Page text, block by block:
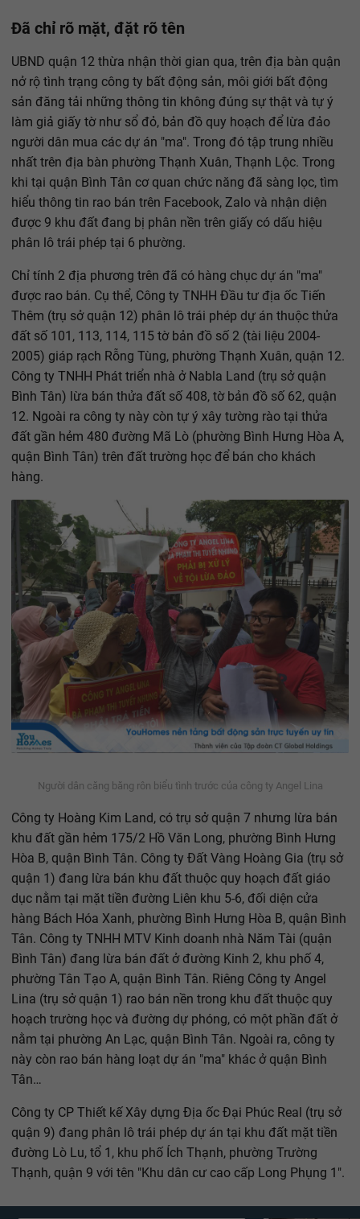
Đã chỉ rõ mặt, đặt rõ tên
UBND quận 12 thừa nhận thời gian qua, trên địa bàn quận
nở rộ tình trạng công ty bất động sản, môi giới bất động
sản đăng tải những thông tin không đúng sự thật và tự ý
làm giả giấy tờ như sổ đỏ, bản đồ quy hoạch để lừa đảo
người dân mua các dự án "ma". Trong đó tập trung nhiều
nhất trên địa bàn phường Thạnh Xuân, Thạnh Lộc. Trong
khi tại quận Bình Tân cơ quan chức năng đã sàng lọc, tìm
hiểu thông tin rao bán trên Facebook, Zalo và nhận diện
được 9 khu đất đang bị phân nền trên giấy có dấu hiệu
phân lô trái phép tại 6 phường.
Chỉ tính 2 địa phương trên đã có hàng chục dự án "ma"
được rao bán. Cụ thể, Công ty TNHH Đầu tư địa ốc Tiến
Thêm (trụ sở quận 12) phân lô trái phép dự án thuộc thửa
đất số 101, 113, 114, 115 tờ bản đồ số 2 (tài liệu 2004-
2005) giáp rạch Rỗng Tùng, phường Thạnh Xuân, quận 12.
Công ty TNHH Phát triển nhà ở Nabla Land (trụ sở quận
Bình Tân) lừa bán thửa đất số 408, tờ bản đồ số 62, quận
12. Ngoài ra công ty này còn tự ý xây tường rào tại thửa
đất gần hẻm 480 đường Mã Lò (phường Bình Hưng Hòa A,
quận Bình Tân) trên đất trường học để bán cho khách
hàng.
Người dân căng băng rôn biểu tình trước của công ty Angel Lina
Công ty Hoàng Kim Land, có trụ sở quận 7 nhưng lừa bán
khu đất gần hẻm 175/2 Hồ Văn Long, phường Bình Hưng
Hòa B, quận Bình Tân. Công ty Đất Vàng Hoàng Gia (trụ sở
quận 1) đang lừa bán khu đất thuộc quy hoạch đất giáo
dục nằm tại mặt tiền đường Liên khu 5-6, đối diện cửa
hàng Bách Hóa Xanh, phường Bình Hưng Hòa B, quận Bình
Tân. Công ty TNHH MTV Kinh doanh nhà Năm Tài (quận
Bình Tân) đang lừa bán đất ở đường Kinh 2, khu phố 4,
phường Tân Tạo A, quận Bình Tân. Riêng Công ty Angel
Lina (trụ sở quận 1) rao bán nền trong khu đất thuộc quy
hoạch trường học và đường dự phóng, có một phần đất ở
nằm tại phường An Lạc, quận Bình Tân. Ngoài ra, công ty
này còn rao bán hàng loạt dự án "ma" khác ở quận Bình
Tân…
Công ty CP Thiết kế Xây dựng Địa ốc Đại Phúc Real (trụ sở
quận 9) đang phân lô trái phép dự án tại khu đất mặt tiền
đường Lò Lu, tổ 1, khu phố Ích Thạnh, phường Trường
Thạnh, quận 9 với tên "Khu dân cư cao cấp Long Phụng 1".